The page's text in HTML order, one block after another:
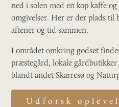
ned i solen med en kop kaffe
omgivelser. Her er der plads til
aftener og tid sammen.
I området omkring godset
præstegård, lokale
blandt andet Skarresø og
Udforsk